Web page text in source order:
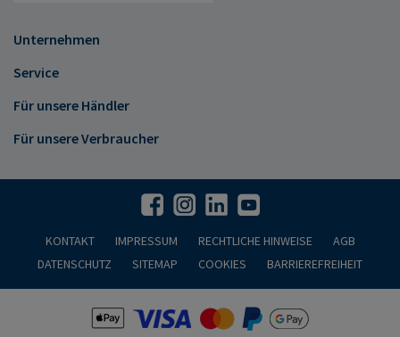
Unternehmen
Service
Für unsere Händler
Für unsere Verbraucher
KONTAKT IMPRESSUM RECHTLICHE HINWEISE
AGB
DATENSCHUTZ
SITEMAP COOKIES BARRIEREFREIHEIT